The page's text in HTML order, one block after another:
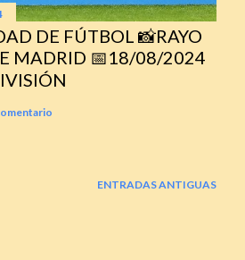
DE FÚTBOL 📸RAYO
MADRID 📅18/08/2024
ENTRADAS ANTIGUAS